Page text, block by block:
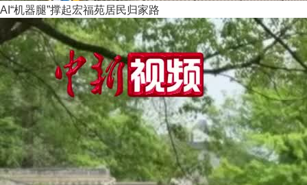
AI“机器腿”撑起宏福苑居民归家路